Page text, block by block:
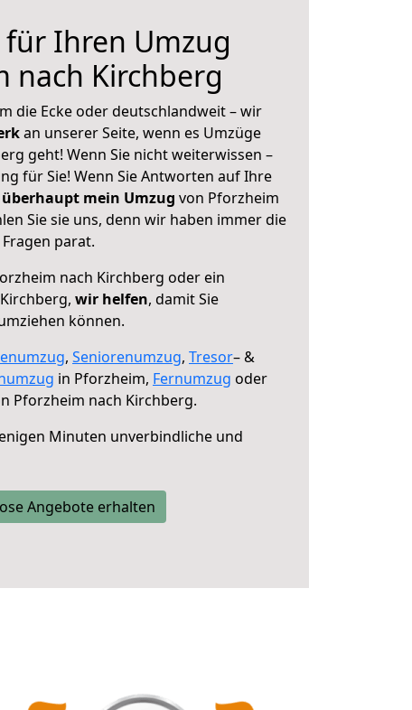
für Ihren Umzug
nach Kirchberg
die Ecke oder deutschlandweit – wir
an unserer Seite, wenn es Umzüge
geht! Wenn Sie nicht weiterwissen –
für Sie! Wenn Sie Antworten auf Ihre
mein Umzug von Pforzheim
Sie sie uns, denn wir haben immer die
parat.
nach Kirchberg oder ein
wir helfen, damit Sie
können.
, Seniorenumzug, Tresor– &
in Pforzheim, Fernumzug oder
Pforzheim nach Kirchberg.
Minuten unverbindliche und
Angebote erhalten